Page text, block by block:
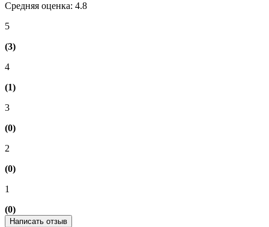
Средняя оценка: 4.8
5
(3)
4
(1)
3
(0)
2
(0)
1
(0)
Написать отзыв